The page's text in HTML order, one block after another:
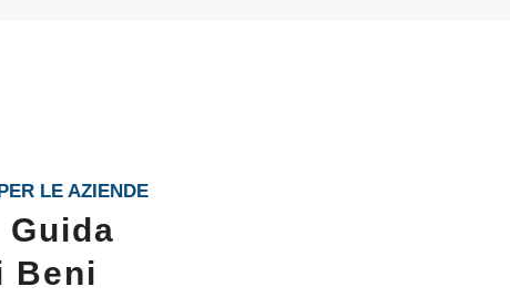
LE AZIENDE
Beni